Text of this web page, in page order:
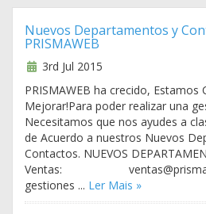
Nuevos Departamentos y
PRISMAWEB
3rd Jul 2015
PRISMAWEB ha crecido, Estamos
Mejorar!Para poder realizar una
Necesitamos que nos ayudes a
de Acuerdo a nuestros Nuevos
Contactos. NUEVOS
Ventas:
gestiones ... Ler Mais »